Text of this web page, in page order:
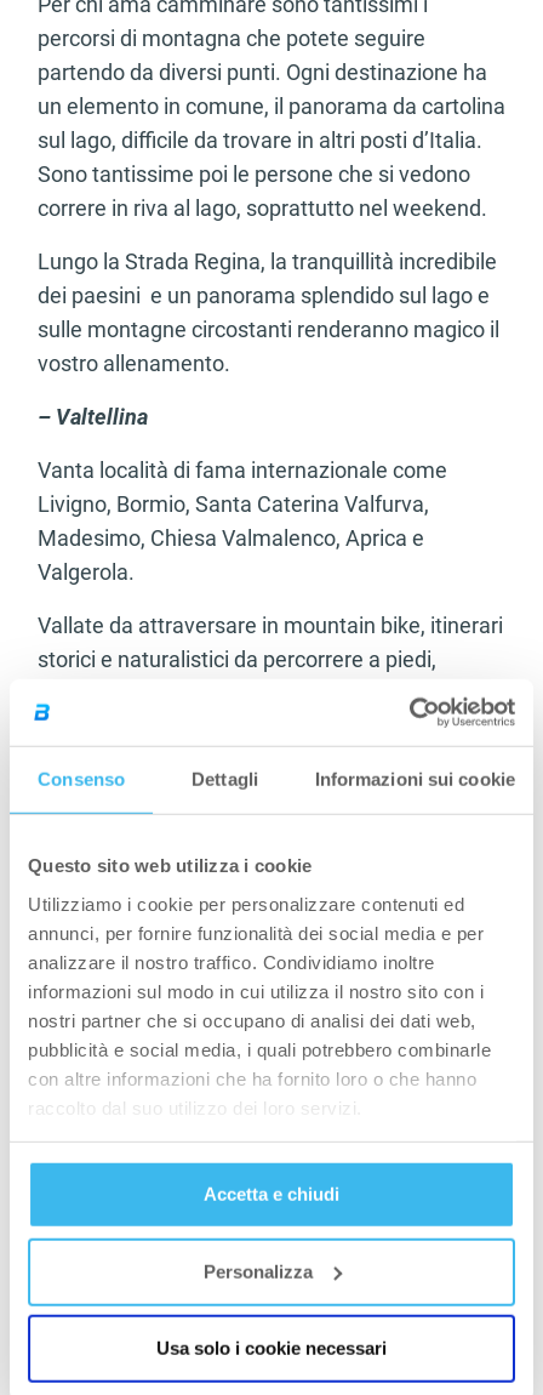
Consenso Dettagli Informazioni sui cookie
Questo sito web utilizza i cookie
Utilizziamo i cookie per personalizzare contenuti ed
annunci, per fornire funzionalità dei social media e per
analizzare il nostro traffico. Condividiamo inoltre
informazioni sul modo in cui utilizza il nostro sito con i
nostri partner che si occupano di analisi dei dati web,
pubblicità e social media, i quali potrebbero combinarle
con altre informazioni che ha fornito loro o che hanno
raccolto dal suo utilizzo dei loro servizi.
Accetta e chiudi
Personalizza
Usa solo i cookie necessari
percorsi di montagna che potete seguire
partendo da diversi punti. Ogni destinazione ha
un elemento in comune, il panorama da cartolina
sul lago, difficile da trovare in altri posti d’Italia.
Sono tantissime poi le persone che si vedono
correre in riva al lago, soprattutto nel weekend.
Lungo la Strada Regina, la tranquillità incredibile
dei paesini e un panorama splendido sul lago e
sulle montagne circostanti renderanno magico il
vostro allenamento.
– Valtellina
Vanta località di fama internazionale come
Livigno, Bormio, Santa Caterina Valfurva,
Madesimo, Chiesa Valmalenco, Aprica e
Valgerola.
Vallate da attraversare in mountain bike, itinerari
storici e naturalistici da percorrere a piedi,
dell’arrampicata o torrenti ideali per il canyoning
Durante la stagione estiva Livigno è anche meta
Situata nelParco Nazionale dello
Stelvio , Bormio ospita le famosissimeTermeed
è meta prediletta per gli amanti della bici da
corsa.
– ValSesia
Una terra ricca di risorse per le numerose
discipline estive. Trekking ,con sentieri
Rosa.
Alpinismo per i più esperti, con la salita alla
Capanna Margherita, rifugio più alto d’Europa.
Splendido il Parco Naturale Alta Valsesia, con il